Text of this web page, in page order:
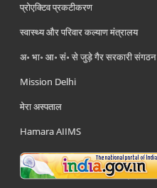
प्रोएक्टिव प्रकटीकरण
स्वास्थ्य और परिवार कल्याण मंत्रालय
अ॰ भा॰ आ॰ सं॰ से जुड़े गैर सरकारी संगठन
Mission Delhi
मेरा अस्पताल
Hamara AIIMS